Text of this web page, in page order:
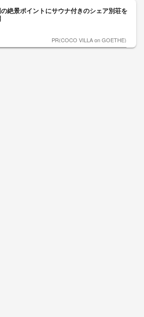
絶景ポイントにサウナ付きのシェア別荘を
PR(COCO VILLA on GOETHE)